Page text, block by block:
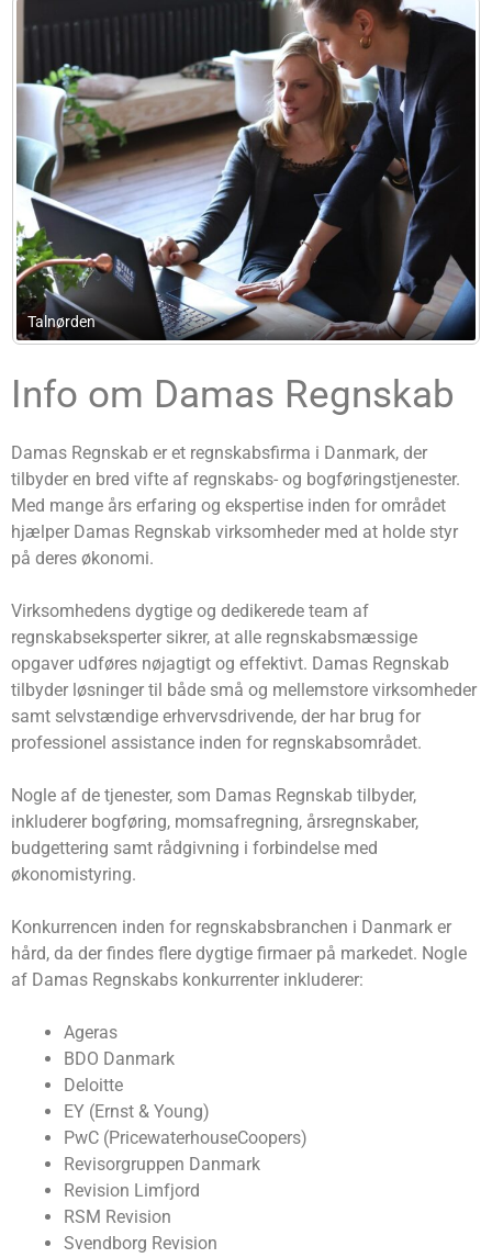
Beconomy
Info om Damas Regnskab
Damas Regnskab er et regnskabsfirma i Danmark, der
tilbyder en bred vifte af regnskabs- og bogføringstjenester.
Med mange års erfaring og ekspertise inden for området
hjælper Damas Regnskab virksomheder med at holde styr
på deres økonomi.
Virksomhedens dygtige og dedikerede team af
regnskabseksperter sikrer, at alle regnskabsmæssige
opgaver udføres nøjagtigt og effektivt. Damas Regnskab
tilbyder løsninger til både små og mellemstore virksomheder
samt selvstændige erhvervsdrivende, der har brug for
professionel assistance inden for regnskabsområdet.
Nogle af de tjenester, som Damas Regnskab tilbyder,
inkluderer bogføring, momsafregning, årsregnskaber,
budgettering samt rådgivning i forbindelse med
økonomistyring.
Konkurrencen inden for regnskabsbranchen i Danmark er
hård, da der findes flere dygtige firmaer på markedet. Nogle
af Damas Regnskabs konkurrenter inkluderer:
Ageras
BDO Danmark
Deloitte
EY (Ernst & Young)
PwC (PricewaterhouseCoopers)
Revisorgruppen Danmark
Revision Limfjord
RSM Revision
Svendborg Revision